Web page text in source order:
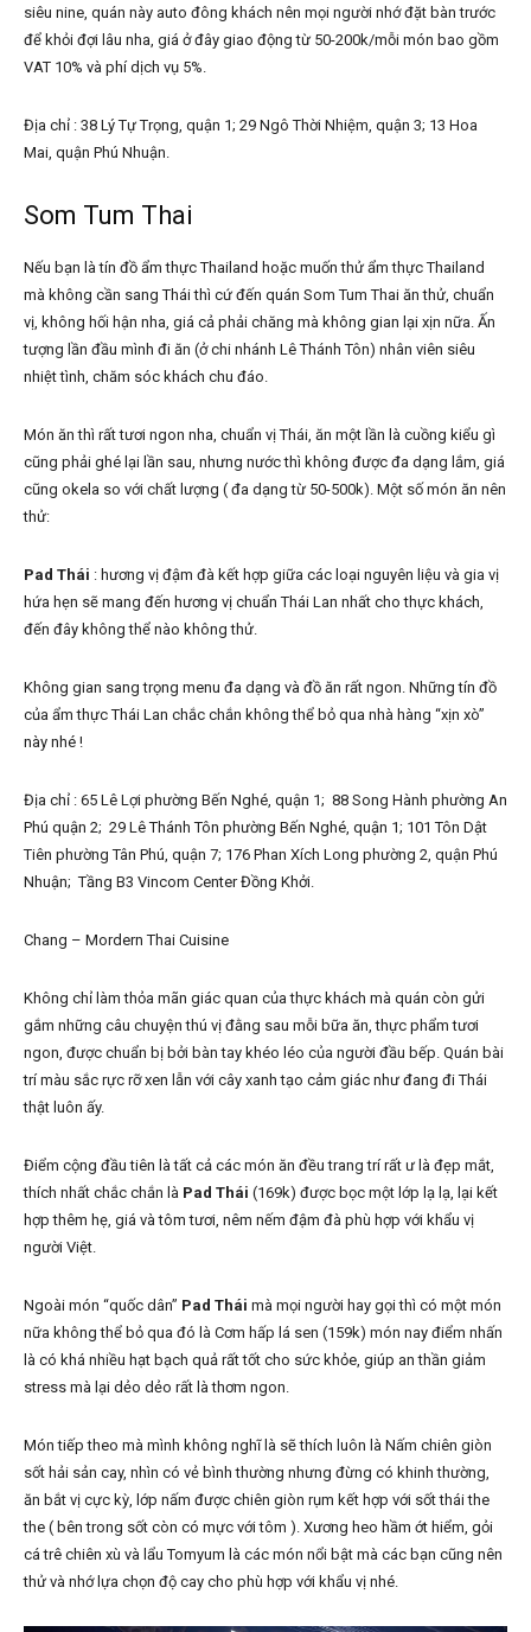
siêu nine, quán này auto đông khách nên mọi người nhớ đặt bàn trước
để khỏi đợi lâu nha, giá ở đây giao động từ 50-200k/mỗi món bao gồm
VAT 10% và phí dịch vụ 5%.
Địa chỉ : 38 Lý Tự Trọng, quận 1; 29 Ngô Thời Nhiệm, quận 3; 13 Hoa
Mai, quận Phú Nhuận.
Som Tum Thai
Nếu bạn là tín đồ ẩm thực Thailand hoặc muốn thử ẩm thực Thailand
mà không cần sang Thái thì cứ đến quán Som Tum Thai ăn thử, chuẩn
vị, không hối hận nha, giá cả phải chăng mà không gian lại xịn nữa. Ấn
tượng lần đầu mình đi ăn (ở chi nhánh Lê Thánh Tôn) nhân viên siêu
nhiệt tình, chăm sóc khách chu đáo.
Món ăn thì rất tươi ngon nha, chuẩn vị Thái, ăn một lần là cuồng kiểu gì
cũng phải ghé lại lần sau, nhưng nước thì không được đa dạng lắm, giá
cũng okela so với chất lượng ( đa dạng từ 50-500k). Một số món ăn nên
thử:
Pad Thái : hương vị đậm đà kết hợp giữa các loại nguyên liệu và gia vị
hứa hẹn sẽ mang đến hương vị chuẩn Thái Lan nhất cho thực khách,
đến đây không thể nào không thử.
Không gian sang trọng menu đa dạng và đồ ăn rất ngon. Những tín đồ
của ẩm thực Thái Lan chắc chắn không thể bỏ qua nhà hàng “xịn xò”
này nhé !
Địa chỉ : 65 Lê Lợi phường Bến Nghé, quận 1; 88 Song Hành phường An
Phú quận 2; 29 Lê Thánh Tôn phường Bến Nghé, quận 1; 101 Tôn Dật
Tiên phường Tân Phú, quận 7; 176 Phan Xích Long phường 2, quận Phú
Nhuận; Tầng B3 Vincom Center Đồng Khởi.
Chang – Mordern Thai Cuisine
Không chỉ làm thỏa mãn giác quan của thực khách mà quán còn gửi
gắm những câu chuyện thú vị đằng sau mỗi bữa ăn, thực phẩm tươi
ngon, được chuẩn bị bởi bàn tay khéo léo của người đầu bếp. Quán bài
trí màu sắc rực rỡ xen lẫn với cây xanh tạo cảm giác như đang đi Thái
thật luôn ấy.
Điểm cộng đầu tiên là tất cả các món ăn đều trang trí rất ư là đẹp mắt,
thích nhất chắc chắn là Pad Thái (169k) được bọc một lớp lạ lạ, lại kết
hợp thêm hẹ, giá và tôm tươi, nêm nếm đậm đà phù hợp với khẩu vị
người Việt.
Ngoài món “quốc dân” Pad Thái mà mọi người hay gọi thì có một món
nữa không thể bỏ qua đó là Cơm hấp lá sen (159k) món nay điểm nhấn
là có khá nhiều hạt bạch quả rất tốt cho sức khỏe, giúp an thần giảm
stress mà lại dẻo dẻo rất là thơm ngon.
Món tiếp theo mà mình không nghĩ là sẽ thích luôn là Nấm chiên giòn
sốt hải sản cay, nhìn có vẻ bình thường nhưng đừng có khinh thường,
ăn bắt vị cực kỳ, lớp nấm được chiên giòn rụm kết hợp với sốt thái the
the ( bên trong sốt còn có mực với tôm ). Xương heo hầm ớt hiểm, gỏi
cá trê chiên xù và lẩu Tomyum là các món nổi bật mà các bạn cũng nên
thử và nhớ lựa chọn độ cay cho phù hợp với khẩu vị nhé.